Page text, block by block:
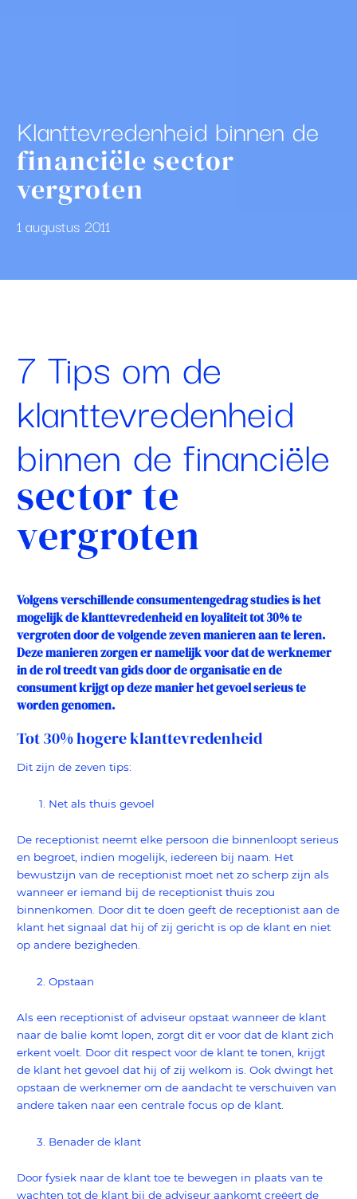
Klanttevredenheid binnen de
financiële sector
vergroten
1 augustus 2011
7 Tips om de
klanttevredenheid
binnen de financiële
sector te
vergroten
Volgens verschillende consumentengedrag studies is het
mogelijk de klanttevredenheid en loyaliteit tot 30% te
vergroten door de volgende zeven manieren aan te leren.
Deze manieren zorgen er namelijk voor dat de werknemer
in de rol treedt van gids door de organisatie en de
consument krijgt op deze manier het gevoel serieus te
worden genomen.
Tot 30% hogere klanttevredenheid
Dit zijn de zeven tips:
Net als thuis gevoel
De receptionist neemt elke persoon die binnenloopt serieus
en begroet, indien mogelijk, iedereen bij naam. Het
bewustzijn van de receptionist moet net zo scherp zijn als
wanneer er iemand bij de receptionist thuis zou
binnenkomen. Door dit te doen geeft de receptionist aan de
klant het signaal dat hij of zij gericht is op de klant en niet
op andere bezigheden.
Opstaan
Als een receptionist of adviseur opstaat wanneer de klant
naar de balie komt lopen, zorgt dit er voor dat de klant zich
erkent voelt. Door dit respect voor de klant te tonen, krijgt
de klant het gevoel dat hij of zij welkom is. Ook dwingt het
opstaan de werknemer om de aandacht te verschuiven van
andere taken naar een centrale focus op de klant.
Benader de klant
Door fysiek naar de klant toe te bewegen in plaats van te
wachten tot de klant bij de adviseur aankomt creëert de